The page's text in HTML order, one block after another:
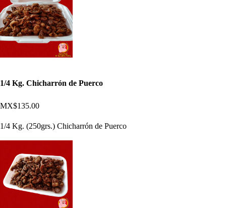
1/4 Kg. Chicharrón de Puerco
MX$135.00
1/4 Kg. (250grs.) Chicharrón de Puerco